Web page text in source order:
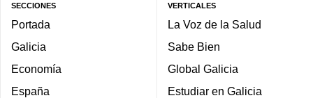
SECCIONES
Portada
Galicia
Economía
España
VERTICALES
La Voz de la Salud
Sabe Bien
Global Galicia
Estudiar en Galicia